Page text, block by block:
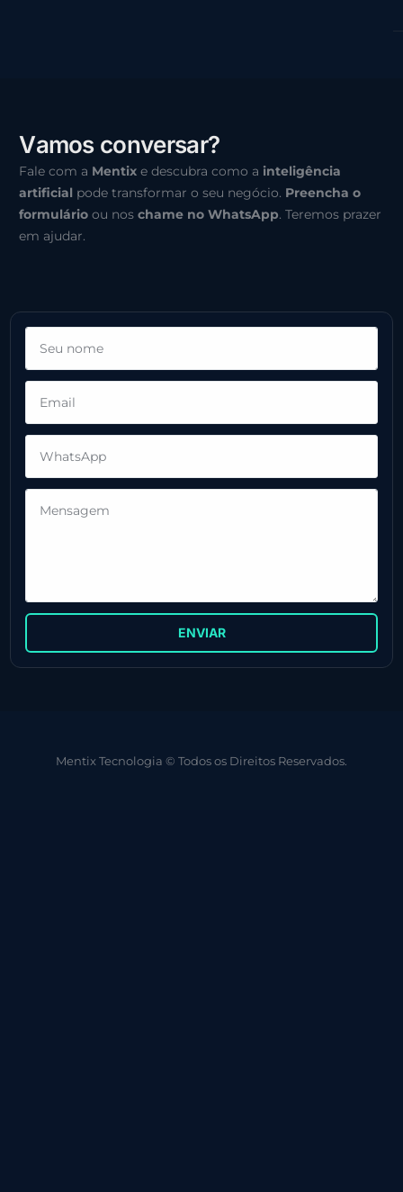
Vamos conversar?
Fale com a Mentix e descubra como a inteligência
artificial pode transformar o seu negócio. Preencha o
formulário ou noschame no WhatsApp. Teremos prazer
em ajudar.
ENVIAR
Mentix Tecnologia © Todos os Direitos Reservados.